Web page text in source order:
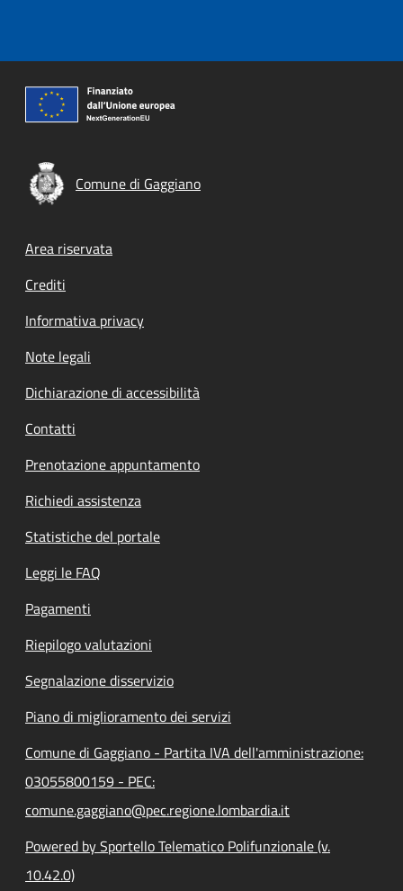
Comune di Gaggiano
Footer menu
Area riservata
Crediti
Informativa privacy
Note legali
Dichiarazione di accessibilità
Contatti
Prenotazione appuntamento
Richiedi assistenza
Statistiche del portale
Leggi le FAQ
Pagamenti
Riepilogo valutazioni
Segnalazione disservizio
Piano di miglioramento dei servizi
Comune di Gaggiano - Partita IVA dell'amministrazione:
03055800159 - PEC:
comune.gaggiano@pec.regione.lombardia.it
Powered by Sportello Telematico Polifunzionale (v.
10.42.0)